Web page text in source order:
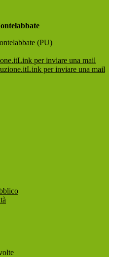
(PU)
Link per inviare una mail
Link per inviare una mail